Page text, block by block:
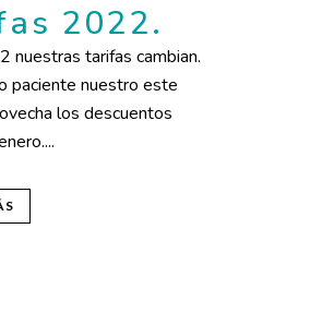
2022.
nuestras tarifas cambian.
paciente nuestro este
los descuentos